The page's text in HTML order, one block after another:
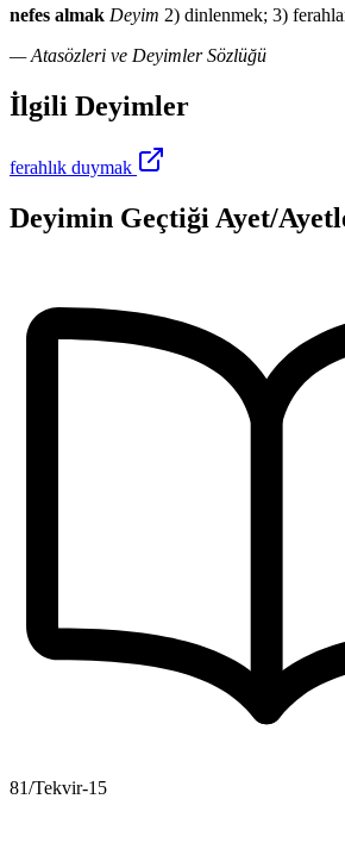
nefes almak Deyim 2) dinlenmek; 3)
— Atasözleri ve Deyimler Sözlüğü
İlgili Deyimler
ferahlık duymak
Deyimin Geçtiği Ayet/
81/Tekvir-15